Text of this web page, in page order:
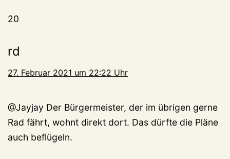
20
rd
27. Februar 2021 um 22:22 Uhr
@Jayjay Der Bürgermeister, der im übrigen gerne
Rad fährt, wohnt direkt dort. Das dürfte die Pläne
auch beflügeln.